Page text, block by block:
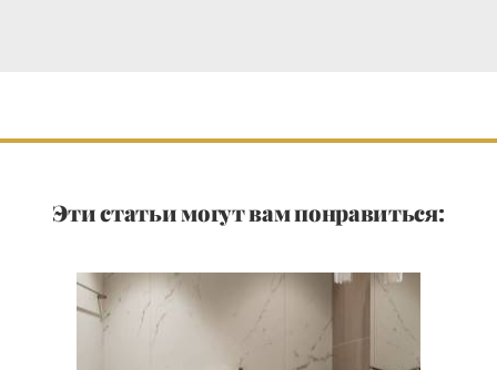
Эти статьи могут вам понравиться: